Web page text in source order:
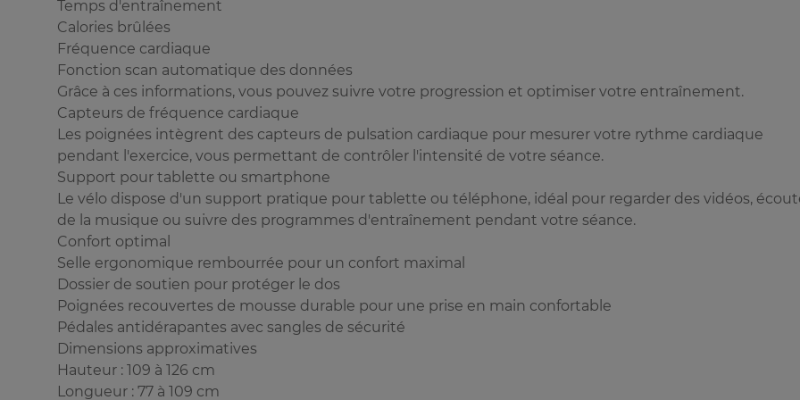
Temps d'entraînement
Calories brûlées
Fréquence cardiaque
Fonction scan automatique des données
Grâce à ces informations, vous pouvez suivre votre progression et optimiser votre entraînement.
Capteurs de fréquence cardiaque
Les poignées intègrent des capteurs de pulsation cardiaque pour mesurer votre rythme cardiaque
pendant l'exercice, vous permettant de contrôler l'intensité de votre séance.
Support pour tablette ou smartphone
Le vélo dispose d'un support pratique pour tablette ou téléphone, idéal pour regarder des vidéos,
de la musique ou suivre des programmes d'entraînement pendant votre séance.
Confort optimal
Selle ergonomique rembourrée pour un confort maximal
Dossier de soutien pour protéger le dos
Poignées recouvertes de mousse durable pour une prise en main confortable
Pédales antidérapantes avec sangles de sécurité
Dimensions approximatives
Hauteur : 109 à 126 cm
Longueur : 77 à 109 cm